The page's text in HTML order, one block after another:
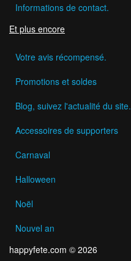
Informations de contact.
Et plus encore
Votre avis récompensé.
Promotions et soldes
Blog, suivez l'actualité du site.
Accessoires de supporters
Carnaval
Halloween
Noël
Nouvel an
happyfete.com © 2026